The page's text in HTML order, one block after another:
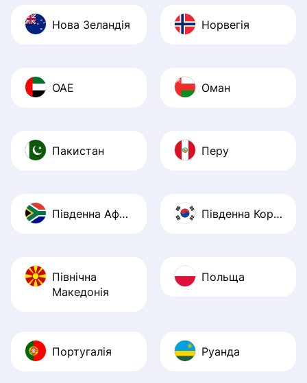
Нова Зеландія Норвегія
ОАЕ Оман
Пакистан Перу
Південна Африка Південна Корея
Північна
Македонія
Польща
Португалія Руанда